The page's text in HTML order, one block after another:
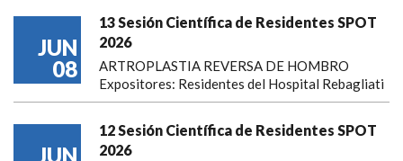
JUN
08
13 Sesión Científica de Residentes SPOT
2026
ARTROPLASTIA REVERSA DE HOMBRO
Expositores: Residentes del Hospital Rebagliati
JUN
12 Sesión Científica de Residentes SPOT
2026